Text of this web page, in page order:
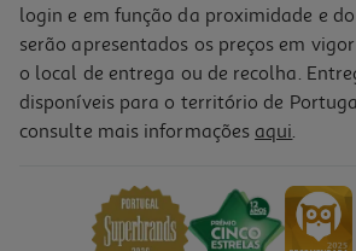
login e em função da proximidade e
serão apresentados os preços em
o local de entrega ou de recolha.
disponíveis para o território de
consulte mais informações aqui.